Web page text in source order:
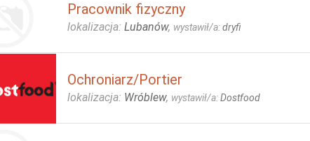
Pracownik fizyczny
lokalizacja: Lubanów, wystawił/a:dryfi
Ochroniarz/Portier
lokalizacja: Wróblew, wystawił/a:Dostfood